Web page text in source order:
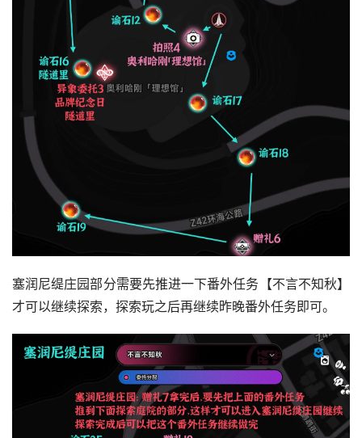
塞润尼缇庄园部分需要先推进一下番外任务【不言不知秋】
才可以继续探索，探索玩之后再继续昨晚番外任务即可。